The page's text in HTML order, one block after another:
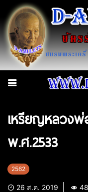
เหรียญหลวง
พ.ศ.2533
2562
26 ส.ค. 2019